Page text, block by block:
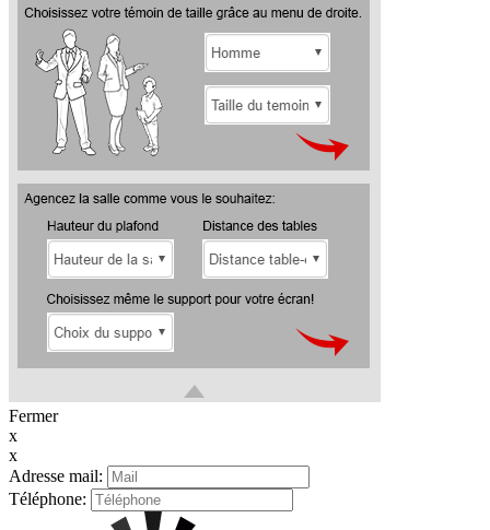
Fermer
x
x
Adresse mail:
Téléphone: